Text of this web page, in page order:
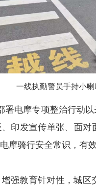
一线执勤警员手持小
署电摩专项整治行动
印发宣传单张、面
摩骑行安全常识，有
强教育针对性，城